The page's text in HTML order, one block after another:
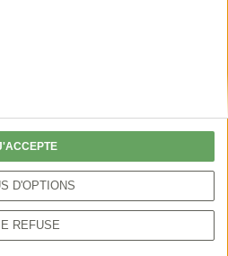
D'OPTIONS
REFUSE
Chambéry a appliqué la
de la Cour de cassation.